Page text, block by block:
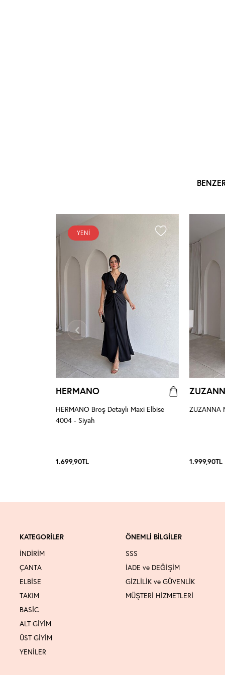
YENI
HERMANO
HERMANO Broş Detaylı Maxi Elbise
4004 - Siyah
1.699,90TL
ZUZANNA
1.999,90TL
KATEGORİLER
İNDİRİM
ÇANTA
ELBİSE
TAKIM
BASİC
ALT GİYİM
ÜST GİYİM
YENİLER
ÖNEMLİ BİLGİLER
SSS
İADE ve DEĞİŞİM
GİZLİLİK ve GÜVENLİK
MÜŞTERİ HİZMETLERİ